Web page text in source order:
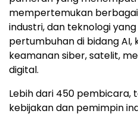
mempertemukan
industri, dan teknologi
pertumbuhan di bidang AI,
keamanan siber, satelit,
digital.
Lebih dari 450 pembicara,
kebijakan dan pemimpin